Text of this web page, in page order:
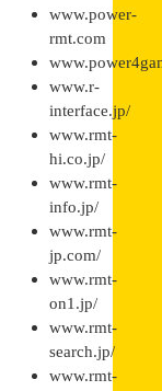
www.power-
rmt.com
www.r-
interface.jp/
www.rmt-
hi.co.jp/
www.rmt-
info.jp/
www.rmt-
jp.com/
www.rmt-
on1.jp/
www.rmt-
search.jp/
www.rmt-